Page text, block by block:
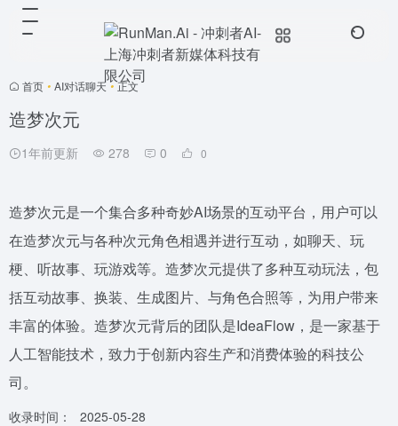
首页 • AI对话聊天 • 正文
造梦次元
1年前更新 278 0 0
造梦次元是一个集合多种奇妙AI场景的互动平台，用户可以
在造梦次元与各种次元角色相遇并进行互动，如聊天、玩
梗、听故事、玩游戏等。造梦次元提供了多种互动玩法，包
括互动故事、换装、生成图片、与角色合照等，为用户带来
丰富的体验。造梦次元背后的团队是IdeaFlow，是一家基于
人工智能技术，致力于创新内容生产和消费体验的科技公
司。
收录时间： 2025-05-28